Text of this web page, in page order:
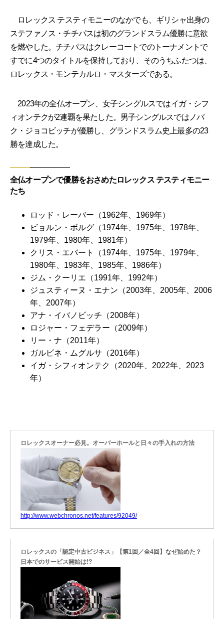
ロレックス テスティモニーのなかでも、ギリシャ出身の
ステファノス・チチパスは初のグランドスラム優勝に意欲
を燃やした。チチパスはクレーコートでのトーナメントで
すでに4つのタイトルを保持しており、そのうちふたつは、
ロレックス・モンテカルロ・マスターズである。
2023年の全仏オープン、女子シングルスではイガ・シフ
ィオンテクが2連覇を果たした。男子シングルスではノバ
ク・ジョコビッチが優勝し、グランドスラム史上最多の23
勝を達成した。
全仏オープンで優勝をおさめたロレックス テスティモニー
たち
ロッド・レーバー（1962年、1969年）
ビョルン・ボルグ（1974年、1975年、1978年、
1979年、1980年、1981年）
クリス・エバート（1974年、1975年、1979年、
1980年、1983年、1985年、1986年）
ジム・クーリエ（1991年、1992年）
ジュスティーヌ・エナン（2003年、2005年、2006
年、2007年）
アナ・イバノビッチ（2008年）
ロジャー・フェデラー（2009年）
リー・ナ（2011年）
ガルビネ・ムグルサ（2016年）
イガ・シフィオンテク（2020年、2022年、2023
年）
ロレックスオーナー必見。オーバーホールと日々の手入れの方法
http://www.webchronos.net/features/92049/
ロレックスの「認定中古ビジネス」【第1回／全4回】なぜ始めた？
日本でのサービス開始は!?